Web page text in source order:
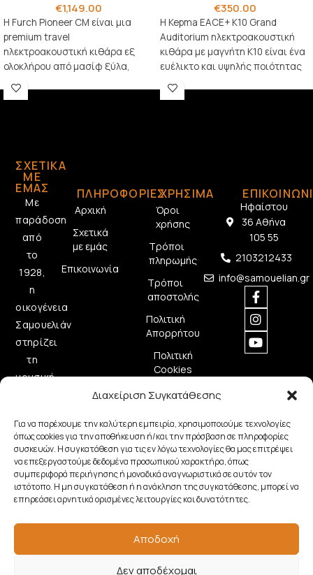
Διαχείριση Συγκατάθεσης
Για να παρέχουμε την καλύτερη εμπειρία, χρησιμοποιούμε τεχνολογίες
όπως cookies για την αποθήκευση ή/και την πρόσβαση σε πληροφορίες
συσκευών. Η συγκατάθεση για τις εν λόγω τεχνολογίες θα μας επιτρέψει
να επεξεργαστούμε δεδομένα προσωπικού χαρακτήρα, όπως
συμπεριφορά περιήγησης ή μοναδικά αναγνωριστικά σε αυτόν τον
ιστότοπο. Η μη συγκατάθεση ή η ανάκληση της συγκατάθεσης, μπορεί να
επηρεάσει αρνητικά ορισμένες λειτουργίες και δυνατότητες.
Αποδοχή
Δεν αποδέχομαι
€1,149.00
Η Furch Pioneer CM είναι μια
premium travel
ηλεκτροακουστική κιθάρα εξ
ολοκλήρου από μασίφ ξύλα,
σχεδιασμένη για να προσφέρει
πλήρη
€350.00
Η Kepma EACE+ K10 Grand
Auditorium ηλεκτροακουστική
κιθάρα με μαγνήτη K10 είναι ένα
ευέλικτο και υψηλής ποιότητας
όργανο, σχεδιασμένο να
ΣΧΕΤΙΚΆ
ΜΕ
ΕΜΆΣ
Με
παράδοση
από
το
1928,
η
οικογένεια
Σαμουελιάν
στηρίζει
τη
μουσική
ποιοτικά
μουσικά
όργανα.
ΠΛΗΡΟΦΟΡΙΕΣ
Αρχική
Σχετικά
με εμάς
Επικοινωνία
ΧΡΗΣΙΜΑ
Όροι
χρήσης
Τρόποι
πληρωμής
Τρόποι
αποστολής
Πολιτική
Απορρήτου
Πολιτική
Cookies
Ηφαίστου
36 Αθήνα
105 55
2103212433
info@samouelian.gr
Copyright © 2026 Samouelian. All Rights Reserved.